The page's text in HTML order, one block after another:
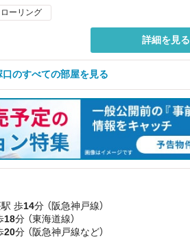
ーリング
詳細を見る
口のすべての部屋を見る
歩14分 （阪急神戸線）
18分 （東海道線）
20分 （阪急神戸線など）